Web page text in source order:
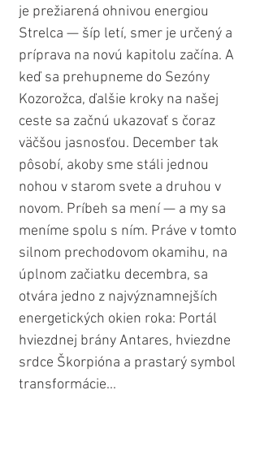
je prežiarená ohnivou energiou
Strelca — šíp letí, smer je určený a
príprava na novú kapitolu začína. A
keď sa prehupneme do Sezóny
Kozorožca, ďalšie kroky na našej
ceste sa začnú ukazovať s čoraz
väčšou jasnosťou. December tak
pôsobí, akoby sme stáli jednou
nohou v starom svete a druhou v
novom. Príbeh sa mení — a my sa
meníme spolu s ním. Práve v tomto
silnom prechodovom okamihu, na
úplnom začiatku decembra, sa
otvára jedno z najvýznamnejších
energetických okien roka: Portál
hviezdnej brány Antares, hviezdne
srdce Škorpióna a prastarý symbol
transformácie...